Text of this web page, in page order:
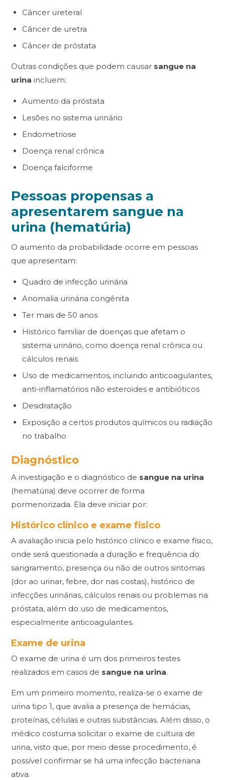
Câncer ureteral
Câncer de uretra
Câncer de próstata
Outras condições que podem causar sangue na
urina incluem:
Aumento da próstata
Lesões no sistema urinário
Endometriose
Doença renal crônica
Doença falciforme
Pessoas propensas a
apresentarem sangue na
urina (hematúria)
O aumento da probabilidade ocorre em pessoas
que apresentam:
Quadro de infecção urinária
Anomalia urinária congênita
Ter mais de 50 anos
Histórico familiar de doenças que afetam o
sistema urinário, como doença renal crônica ou
cálculos renais
Uso de medicamentos, incluindo anticoagulantes,
anti-inflamatórios não esteroides e antibióticos
Desidratação
Exposição a certos produtos químicos ou radiação
no trabalho
Diagnóstico
A investigação e o diagnóstico de sangue na urina
(hematúria) deve ocorrer de forma
pormenorizada. Ela deve iniciar por:
Histórico clínico e exame físico
A avaliação inicia pelo histórico clínico e exame físico,
onde será questionada a duração e frequência do
sangramento, presença ou não de outros sintomas
(dor ao urinar, febre, dor nas costas), histórico de
infecções urinárias, cálculos renais ou problemas na
próstata, além do uso de medicamentos,
especialmente anticoagulantes.
Exame de urina
O exame de urina é um dos primeiros testes
realizados em casos de sangue na urina.
Em um primeiro momento, realiza-se o exame de
urina tipo 1, que avalia a presença de hemácias,
proteínas, células e outras substâncias. Além disso, o
médico costuma solicitar o exame de cultura de
urina, visto que, por meio desse procedimento, é
possível confirmar se há uma infecção bacteriana
ativa.